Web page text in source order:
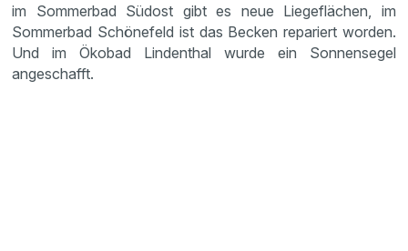
im Sommerbad Südost gibt es neue Liegeflächen, im
Sommerbad Schönefeld ist das Becken repariert worden.
Und im Ökobad Lindenthal wurde ein Sonnensegel
angeschafft.